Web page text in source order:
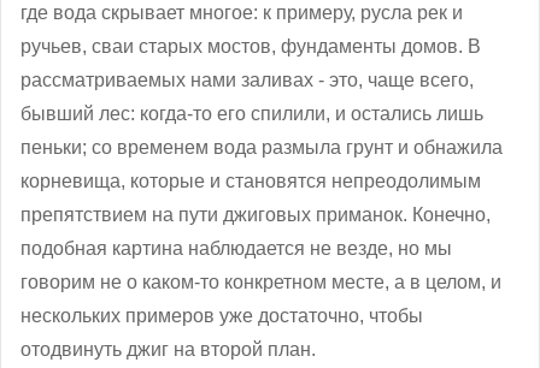
где вода скрывает многое: к примеру, русла рек и
ручьев, сваи старых мостов, фундаменты домов. В
рассматриваемых нами заливах - это, чаще всего,
бывший лес: когда-то его спилили, и остались лишь
пеньки; со временем вода размыла грунт и обнажила
корневища, которые и становятся непреодолимым
препятствием на пути джиговых приманок. Конечно,
подобная картина наблюдается не везде, но мы
говорим не о каком-то конкретном месте, а в целом, и
нескольких примеров уже достаточно, чтобы
отодвинуть джиг на второй план.